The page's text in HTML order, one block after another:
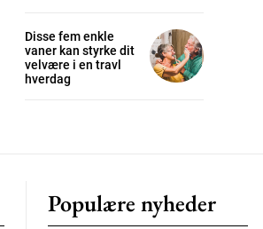
Disse fem enkle
vaner kan styrke dit
velvære i en travl
hverdag
Populære nyheder